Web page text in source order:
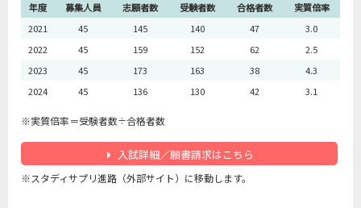
2018
3 48 47 7
6.7
2019
37 37 6
6.2
2020
13 13 4 3.3
立教大-文-ドイツ文＜個別学部＞
年度
募集人員 志願者数 受験者数 合格者数
実質倍率
2021
45 145 140 47
3.0
2022
45 159 152 62
2.5
2023
45 173 163 38
4.3
2024
45 136 130 42 3.1
※実質倍率＝受験者数÷合格者数
入試詳細／願書請求はこちら
※スタディサプリ進路（外部サイト）に移動します。